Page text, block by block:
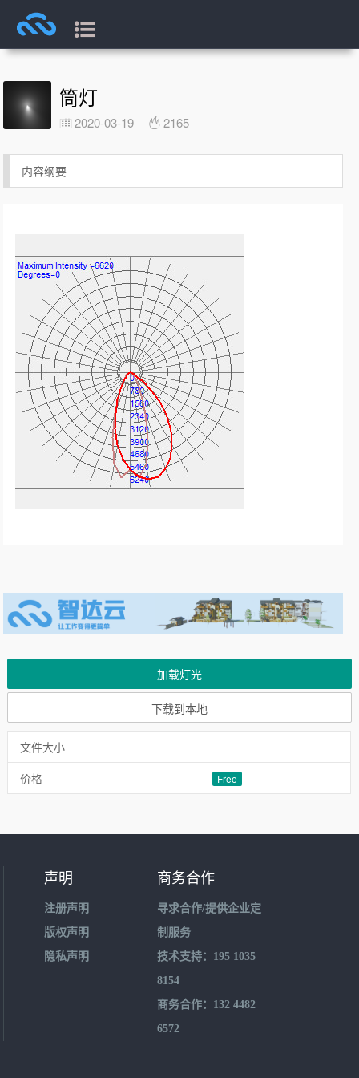
筒灯
2020-03-19 2165
内容纲要
加载灯光
下载到本地
文件大小
价格
Free
声明
注册声明
版权声明
隐私声明
商务合作
寻求合作/提供企业定
制服务
技术支持：195 1035
8154
商务合作：132 4482
6572